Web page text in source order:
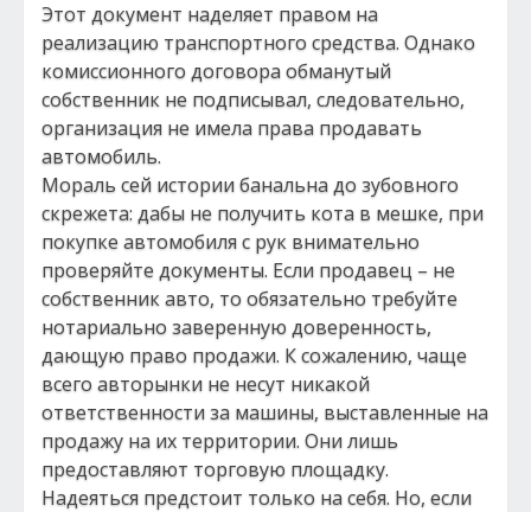
Этот документ наделяет правом на
реализацию транспортного средства. Однако
комиссионного договора обманутый
собственник не подписывал, следовательно,
организация не имела права продавать
автомобиль.
Мораль сей истории банальна до зубовного
скрежета: дабы не получить кота в мешке, при
покупке автомобиля с рук внимательно
проверяйте документы. Если продавец – не
собственник авто, то обязательно требуйте
нотариально заверенную доверенность,
дающую право продажи. К сожалению, чаще
всего авторынки не несут никакой
ответственности за машины, выставленные на
продажу на их территории. Они лишь
предоставляют торговую площадку.
Надеяться предстоит только на себя. Но, если